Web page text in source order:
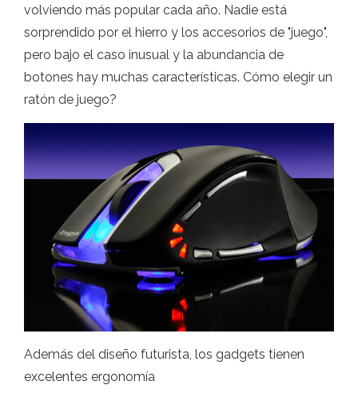
volviendo más popular cada año. Nadie está
sorprendido por el hierro y los accesorios de "juego",
pero bajo el caso inusual y la abundancia de
botones hay muchas características. Cómo elegir un
ratón de juego?
Además del diseño futurista, los gadgets tienen
excelentes ergonomía